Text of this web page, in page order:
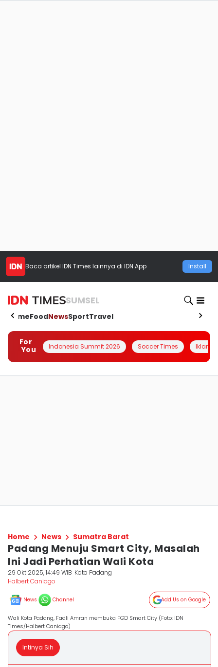
Baca artikel IDN Times lainnya di IDN App Install
SUMSEL
HomeFoodNewsSportTravel
For
You
Indonesia Summit 2026 Soccer Times Iklanin
Home News Sumatra Barat
Padang Menuju Smart City, Masalah
Ini Jadi Perhatian Wali Kota
29 Okt 2025, 14:49 WIB Kota Padang
Halbert Caniago
News Channel Add Us on Google
Wali Kota Padang, Fadli Amran membuka FGD Smart City (Foto: IDN
Times/Halbert Caniago)
Intinya Sih